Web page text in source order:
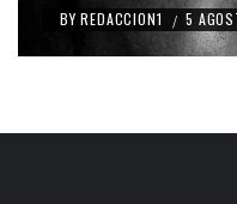
BY REDACCION1 / 4